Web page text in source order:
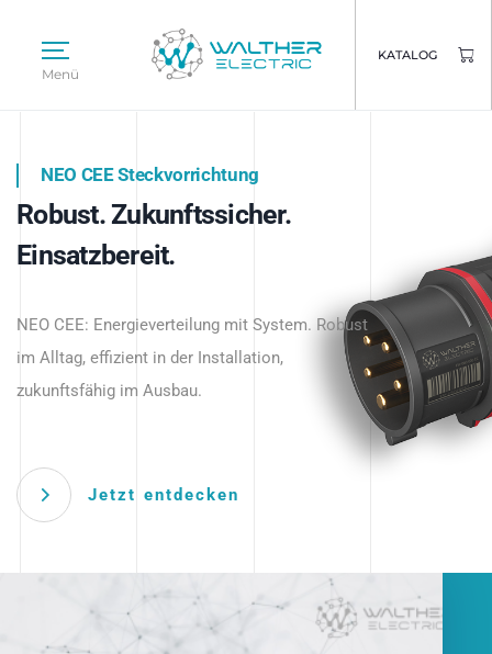
Menü
KATALOG
Intelligente Stromverteilung
beginnt hier.
NEO CEE Steckvorrichtung
Robust. Zukunftssicher.
Einsatzbereit.
NEO CEE: Energieverteilung mit System. Robust
im Alltag, effizient in der Installation,
zukunftsfähig im Ausbau.
Jetzt entdecken
Intelligenz trifft Energie.
Anwendungen – robust, IP-geschützt und
zukunftsfähig.